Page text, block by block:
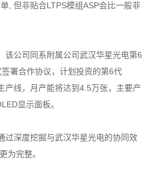
, 但非贴合LTPS模组ASP会比一般非
该公司同系附属公司武汉华星光电第6
署合作协议，计划投资的第6代
产线，月产能将达到4.5万张，主要产
显示面板。
过深度挖掘与武汉华星光电的协同效
为完整。